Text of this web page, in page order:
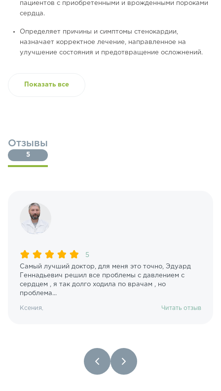
пациентов с приобретенными и врожденными пороками
сердца.
Определяет причины и симптомы стенокардии,
назначает корректное лечение, направленное на
улучшение состояния и предотвращение осложнений.
Показать все
Отзывы
5
5
Самый лучший доктор, для меня это точно, Эдуард
Геннадьевич решил все проблемы с давлением с
сердцем , я так долго ходила по врачам , но
проблема...
Ксения, Читать отзыв